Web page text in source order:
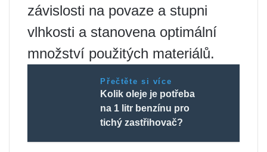
závislosti na povaze a stupni
vlhkosti a stanovena optimální
množství použitých materiálů.
Přečtěte si více
Kolik oleje je potřeba
na 1 litr benzínu pro
tichý zastřihovač?